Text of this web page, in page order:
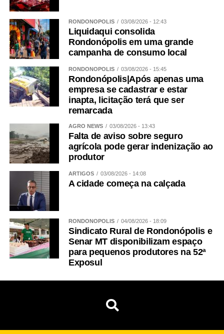
RONDONÓPOLIS 03/08/2026 - 12:43
Liquidaqui consolida
Rondonópolis em uma grande
campanha de consumo local
RONDONÓPOLIS 03/08/2026 - 15:45
Rondonópolis|Após apenas uma
empresa se cadastrar e estar
inapta, licitação terá que ser
remarcada
AGRO NEWS 03/08/2026 - 13:43
Falta de aviso sobre seguro
agrícola pode gerar indenização ao
produtor
ARTIGOS 03/08/2026 - 14:08
A cidade começa na calçada
RONDONÓPOLIS 04/08/2026 - 18:09
Sindicato Rural de Rondonópolis e
Senar MT disponibilizam espaço
para pequenos produtores na 52ª
Exposul